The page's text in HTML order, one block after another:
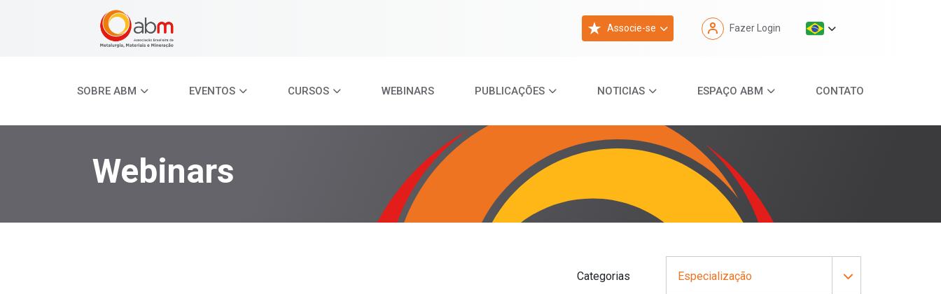
Associe-se Fazer Login
SOBRE ABM EVENTOS CURSOS WEBINARS PUBLICAÇÕES NOTICIAS ESPAÇO ABM CONTATO
Webinars
Categorias Especialização